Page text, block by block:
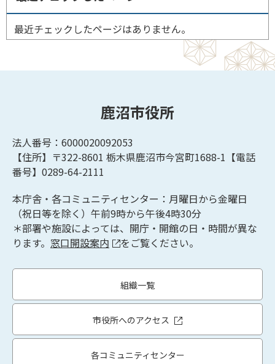
最近チェックしたページはありません。
鹿沼市役所
法人番号：6000020092053
【住所】〒322-8601 栃木県鹿沼市今宮町1688-1【電話
番号】0289-64-2111
本庁舎・各コミュニティセンター：月曜日から金曜日
（祝日等を除く）午前9時から午後4時30分
＊部署や施設によっては、開庁・開館の日・時間が異な
ります。 窓口開設案内 をご覧ください。
組織一覧
市役所へのアクセス
各コミュニティセンター